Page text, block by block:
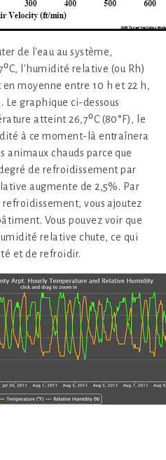
de l'eau au système,
l'humidité relative (ou Rh)
moyenne entre 10 h et 22 h,
Le graphique ci-dessous
atteint 26,7⁰C (80°F), le
à ce moment-là entraînera
animaux chauds parce que
de refroidissement par
augmente de 2,5%. Par
refroidissement, vous ajoutez
Vous pouvez voir que
relative chute, ce qui
et de refroidir.